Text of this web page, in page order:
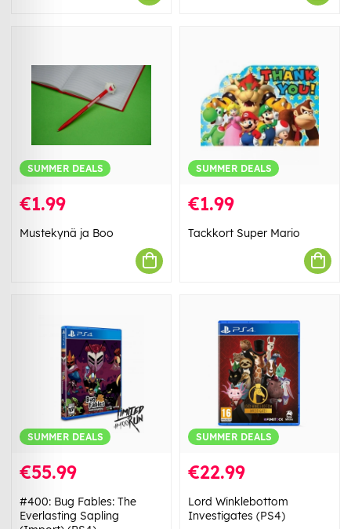
SUMMER DEALS
€1.99
Mustekynä ja Boo
SUMMER DEALS
€1.99
Tackkort Super Mario
SUMMER DEALS
€55.99
#400: Bug Fables: The
Everlasting Sapling
SUMMER DEALS
€22.99
Lord Winklebottom
Investigates (PS4)